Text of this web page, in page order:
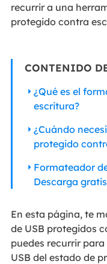
recurrir a una
protegido contra
CONTENIDO
¿Qué es el
escritura?
¿Cuándo
protegido
Formateador
Descarga gratis
En esta página, te
de USB protegidos
puedes recurrir
USB del estado de